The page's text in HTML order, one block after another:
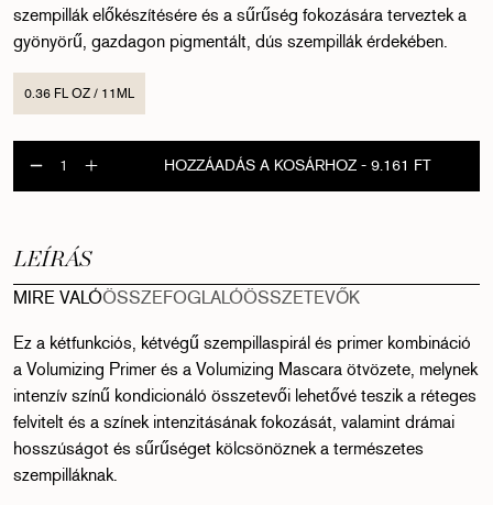
szempillák előkészítésére és a sűrűség fokozására terveztek a
gyönyörű, gazdagon pigmentált, dús szempillák érdekében.
0.36 FL OZ / 11ML
Double-Ended Volume Set
Double-Ended Volume Set
HOZZÁADÁS A KOSÁRHOZ- 9.161 FT
LEÍRÁS
MIRE VALÓÖSSZEFOGLALÓÖSSZETEVŐK
Ez a kétfunkciós, kétvégű szempillaspirál és primer kombináció
a Volumizing Primer és a Volumizing Mascara ötvözete, melynek
intenzív színű kondicionáló összetevői lehetővé teszik a réteges
felvitelt és a színek intenzitásának fokozását, valamint drámai
hosszúságot és sűrűséget kölcsönöznek a természetes
szempilláknak.